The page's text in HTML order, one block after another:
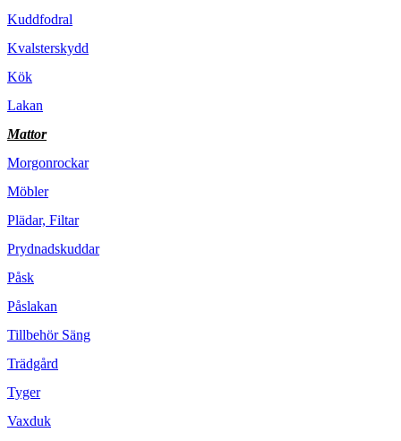
Kuddfodral
Kvalsterskydd
Kök
Lakan
Mattor
Morgonrockar
Möbler
Plädar, Filtar
Prydnadskuddar
Påsk
Påslakan
Tillbehör Säng
Trädgård
Tyger
Vaxduk